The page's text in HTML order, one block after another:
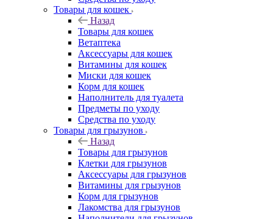
Товары для кошек
Назад
Товары для кошек
Ветаптека
Аксессуары для кошек
Витамины для кошек
Миски для кошек
Корм для кошек
Наполнитель для туалета
Предметы по уходу
Средства по уходу
Товары для грызунов
Назад
Товары для грызунов
Клетки для грызунов
Аксессуары для грызунов
Витамины для грызунов
Корм для грызунов
Лакомства для грызунов